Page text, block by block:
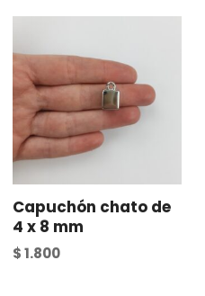
Capuchón chato de
4 x 8 mm
$1.800